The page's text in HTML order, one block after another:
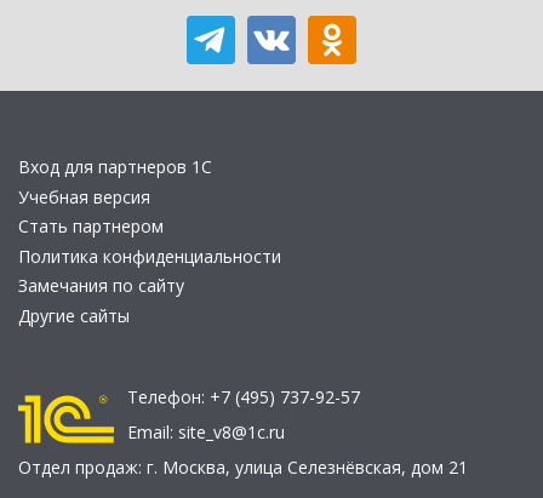
Вход для партнеров 1С
Учебная версия
Стать партнером
Политика конфиденциальности
Замечания по сайту
Другие сайты
Телефон: +7 (495) 737-92-57
Email: site_v8@1c.ru
Отдел продаж: г. Москва, улица Селезнёвская, дом 21